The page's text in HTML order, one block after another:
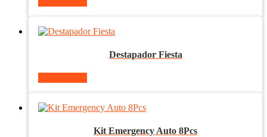
Destapador Fiesta
Kit Emergency Auto 8Pcs